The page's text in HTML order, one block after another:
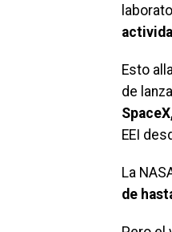
Esto
de
EEI
La
de